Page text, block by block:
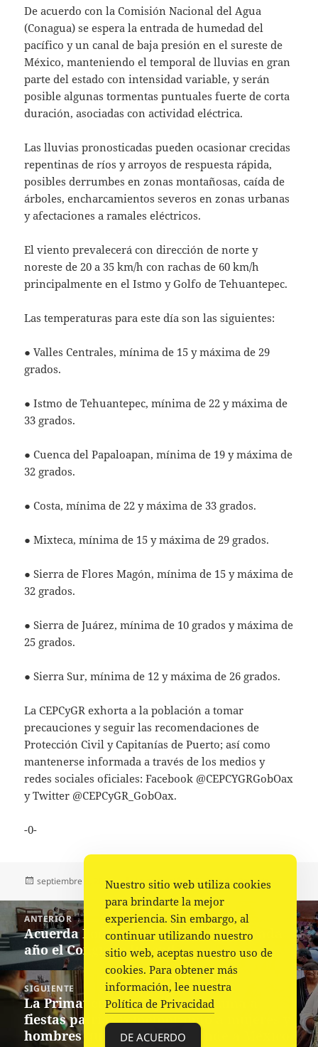
De acuerdo con la Comisión Nacional del Agua
(Conagua) se espera la entrada de humedad del
pacífico y un canal de baja presión en el sureste de
México, manteniendo el temporal de lluvias en gran
parte del estado con intensidad variable, y serán
posible algunas tormentas puntuales fuerte de corta
duración, asociadas con actividad eléctrica.
Las lluvias pronosticadas pueden ocasionar crecidas
repentinas de ríos y arroyos de respuesta rápida,
posibles derrumbes en zonas montañosas, caída de
árboles, encharcamientos severos en zonas urbanas
y afectaciones a ramales eléctricos.
El viento prevalecerá con dirección de norte y
noreste de 20 a 35 km/h con rachas de 60 km/h
principalmente en el Istmo y Golfo de Tehuantepec.
Las temperaturas para este día son las siguientes:
● Valles Centrales, mínima de 15 y máxima de 29
grados.
● Istmo de Tehuantepec, mínima de 22 y máxima de
33 grados.
● Cuenca del Papaloapan, mínima de 19 y máxima de
32 grados.
● Costa, mínima de 22 y máxima de 33 grados.
● Mixteca, mínima de 15 y máxima de 29 grados.
● Sierra de Flores Magón, mínima de 15 y máxima de
32 grados.
● Sierra de Juárez, mínima de 10 grados y máxima de
25 grados.
● Sierra Sur, mínima de 12 y máxima de 26 grados.
La CEPCyGR exhorta a la población a tomar
precauciones y seguir las recomendaciones de
Protección Civil y Capitanías de Puerto; así como
mantenerse informada a través de los medios y
redes sociales oficiales: Facebook @CEPCYGRGobOax
y Twitter @CEPCyGR_GobOax.
-0-
Publicado
septiembre 6, 2023 Autor
La redacción Categorías
Estado,Portada
Navegación
entradas
ANTERIOR
Entrada
anterior:
Acuerda Poder Legislativo realizar cada
año el Congreso Juvenil
SIGUIENTE
Siguiente
entrada:
La Primavera Oaxaqueña se suma a
fiestas patrias rememorando a mujeres y
hombres que han hecho grande a México
Nuestro sitio web utiliza cookies
para brindarte la mejor
experiencia. Sin embargo, al
continuar utilizando nuestro
sitio web, aceptas nuestro uso de
cookies. Para obtener más
información, lee nuestra
Política de Privacidad
DE ACUERDO